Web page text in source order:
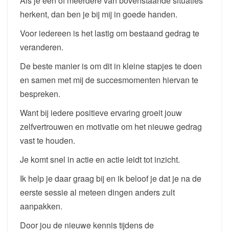
herkent, dan ben je bij mij in goede handen.
Voor iedereen is het lastig om bestaand gedrag te
veranderen.
De beste manier is om dit in kleine stapjes te doen
en samen met mij de succesmomenten hiervan te
bespreken.
Want bij iedere positieve ervaring groeit jouw
zelfvertrouwen en motivatie om het nieuwe gedrag
vast te houden.
Je komt snel in actie en actie leidt tot inzicht.
Ik help je daar graag bij en ik beloof je dat je na de
eerste sessie al meteen dingen anders zult
aanpakken.
Door jou de nieuwe kennis tijdens de